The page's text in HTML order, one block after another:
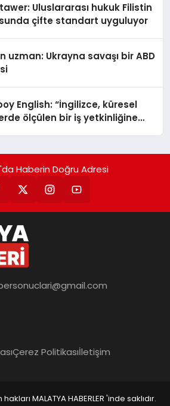
Uluslararası hukuk Filistin
çifte standart uyguluyor
uzman: Ukrayna savaşı bir ABD
English: “İngilizce, küresel
ölçülen bir iş yetkinliğine
Haberin Doğru Adresi
Çerez Politikasıİletişim
MALATYA HABERLER 'inde saklıdır.